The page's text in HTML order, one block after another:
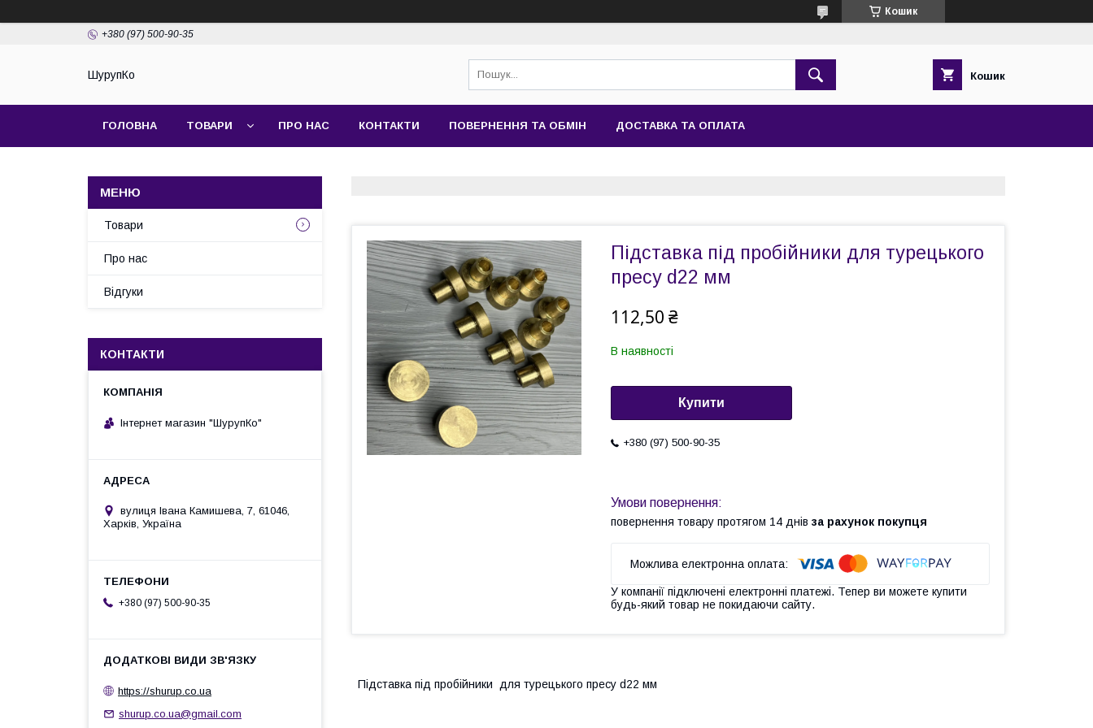
Кошик
+380 (97) 500-90-35
ШурупКо Кошик
ГОЛОВНА ТОВАРИ ПРО НАС КОНТАКТИ ПОВЕРНЕННЯ ТА ОБМІН ДОСТАВКА ТА ОПЛАТА
Підставка під пробійники для турецького
пресу d22 мм
112,50 ₴
В наявності
Купити
+380 (97) 500-90-35
повернення товару протягом 14 днів за рахунок покупця
У компанії підключені електронні платежі. Тепер ви можете купити
будь-який товар не покидаючи сайту.
Підставка під пробійники для турецького пресу d22 мм
Товари
Про нас
Відгуки
КОНТАКТИ
Інтернет магазин "ШурупКо"
вулиця Івана Камишева, 7, 61046,
Харків, Україна
+380 (97) 500-90-35
https://shurup.co.ua
shurup.co.ua@gmail.com